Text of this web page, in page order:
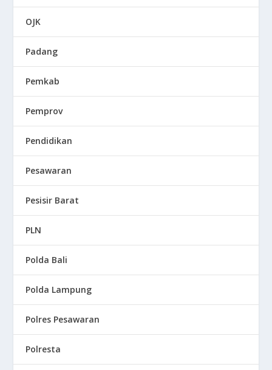
OJK
Padang
Pemkab
Pemprov
Pendidikan
Pesawaran
Pesisir Barat
PLN
Polda Bali
Polda Lampung
Polres Pesawaran
Polresta